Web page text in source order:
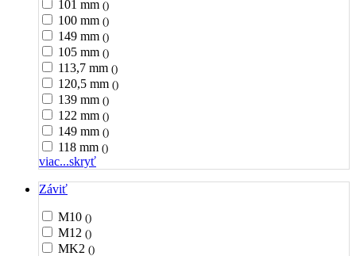
101 mm ()
100 mm ()
149 mm ()
105 mm ()
113,7 mm ()
120,5 mm ()
139 mm ()
122 mm ()
149 mm ()
118 mm ()
viac...skryť
Záviť
M10 ()
M12 ()
MK2 ()